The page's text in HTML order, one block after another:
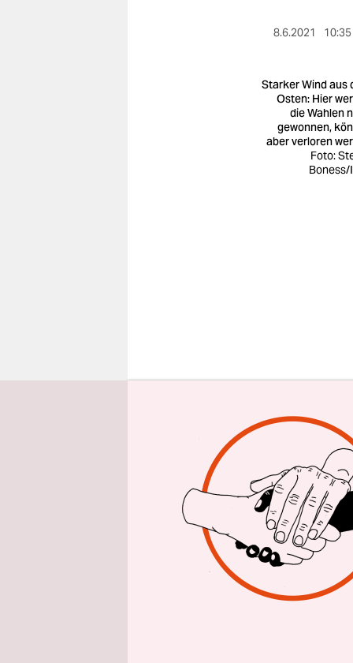
8.6.2021
Starker Wind aus
Osten: Hier
die Wahlen
gewonnen,
aber verloren
Foto:
Boness/
D
verzwergt.
Haseloff:
aber
Der Anteil
Einfluss